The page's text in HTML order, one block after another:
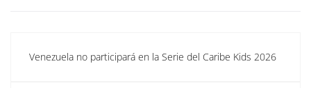
Venezuela no participará en la Serie del Caribe Kids 2026